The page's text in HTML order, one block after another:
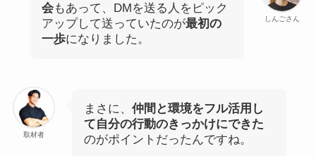
しんごさん
会もあって、DMを送る人をピック
アップして送っていたのが最初の
一歩になりました。
取材者
まさに、 仲間と環境をフル活用し
て自分の行動のきっかけにできた
のがポイントだったんですね。